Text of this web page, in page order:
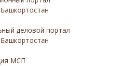
деловой портал
МСП